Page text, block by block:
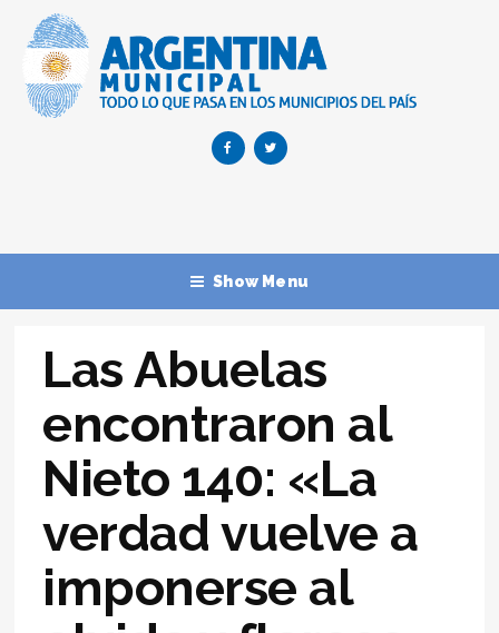
Show Menu
Las Abuelas
encontraron al
Nieto 140: «La
verdad vuelve a
imponerse al